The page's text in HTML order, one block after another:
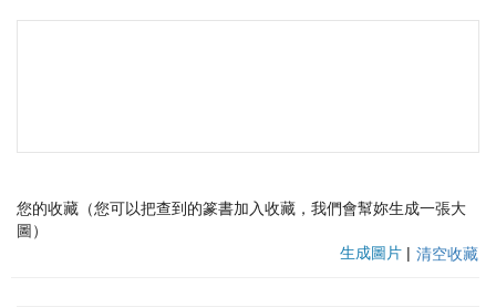
您的收藏（您可以把查到的篆書加入收藏，我們會幫妳生成一張大
圖）
生成圖片 | 清空收藏